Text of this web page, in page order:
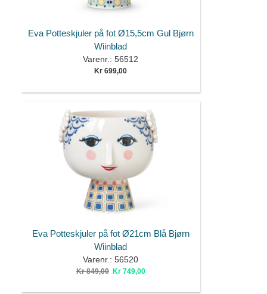
Eva Potteskjuler på fot Ø15,5cm Gul Bjørn
Wiinblad
Varenr.: 56512
Kr 699,00
Eva Potteskjuler på fot Ø21cm Blå Bjørn
Wiinblad
Varenr.: 56520
Kr 849,00 Kr 749,00